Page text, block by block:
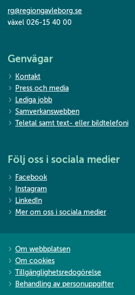
rg@regiongavleborg.se
växel 026-15 40 00
Genvägar
Kontakt
Press och media
Lediga jobb
Samverkanswebben
Teletal samt text- eller bildtelefoni
Följ oss i sociala medier
Facebook
Instagram
LinkedIn
Mer om oss i sociala medier
Om webbplatsen
Om cookies
Tillgänglighetsredogörelse
Behandling av personuppgifter